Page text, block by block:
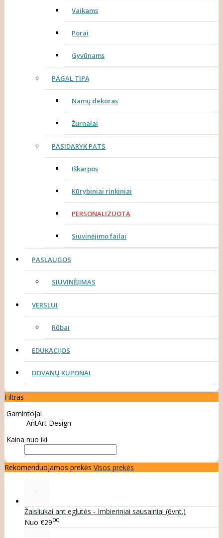
Vaikams
Porai
Gyvūnams
PAGAL TIPĄ
Namų dekoras
Žurnalai
PASIDARYK PATS
Iškarpos
Kūrybiniai rinkiniai
PERSONALIZUOTA
Siuvinėjimo failai
PASLAUGOS
SIUVINĖJIMAS
VERSLUI
Rūbai
EDUKACIJOS
DOVANŲ KUPONAI
Filtras
Gamintojai
AntArt Design
Kaina nuo iki
Rekomenduojamos prekės Visos prekės
Žaisliukai ant eglutės - Imbieriniai sausainiai (6vnt.)
Nuo €2900